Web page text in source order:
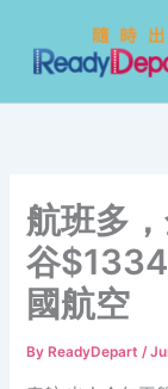
content
航班多
谷
國航空
By ReadyDepart/